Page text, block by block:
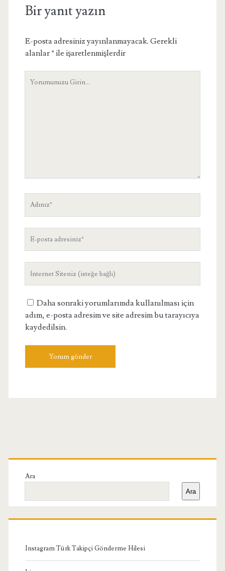
Bir yanıt yazın
E-posta adresiniz yayınlanmayacak. Gerekli
alanlar*ile işaretlenmişlerdir
Yorumunuz
posta
Site
Daha sonraki yorumlarımda kullanılması için
adım, e-posta adresim ve site adresim bu tarayıcıya
kaydedilsin.
Birincil
Yan
Menü
Ara
Ara
Instagram Türk Takipçi Gönderme Hilesi